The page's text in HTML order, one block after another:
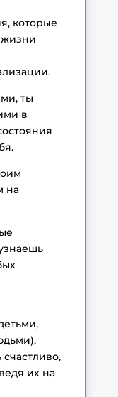
которые
жизни
ты
в
на
их на